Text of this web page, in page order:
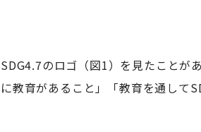
SDG4.7のロゴ（図1）を見たことが
に教育があること」「教育を通して